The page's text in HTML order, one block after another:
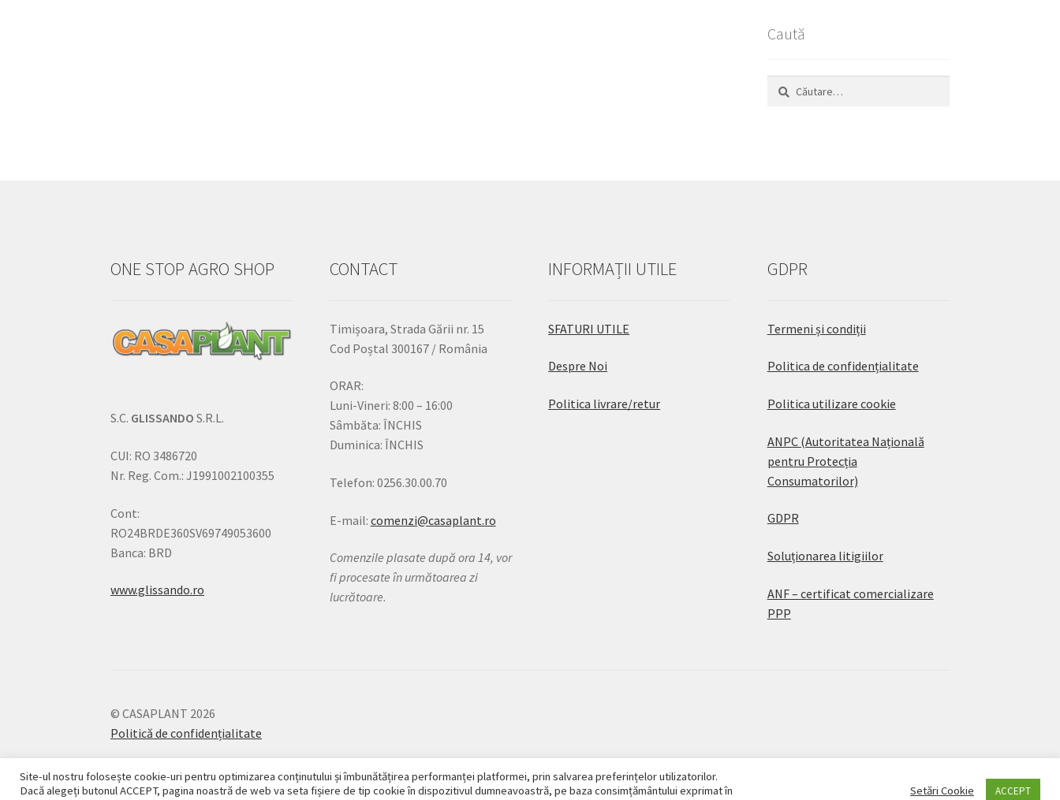
Caută
Caută
ONE STOP AGRO SHOP
S.C. GLISSANDO S.R.L.
CUI: RO 3486720
Nr. Reg. Com.: J1991002100355
Cont:
RO24BRDE360SV69749053600
Banca: BRD
www.glissando.ro
CONTACT
Timișoara, Strada Gării nr. 15
Cod Poștal 300167 / România
ORAR:
Luni-Vineri: 8:00 – 16:00
Sâmbăta: ÎNCHIS
Duminica: ÎNCHIS
Telefon: 0256.30.00.70
E-mail: comenzi@casaplant.ro
Comenzile plasate după ora 14, vor
fi procesate în următoarea zi
lucrătoare.
INFORMAȚII UTILE
SFATURI UTILE
Despre Noi
Politica livrare/retur
GDPR
Termeni și condiții
Politica de confidențialitate
Politica utilizare cookie
ANPC (Autoritatea Națională
pentru Protecția
Consumatorilor)
GDPR
Soluționarea litigiilor
ANF – certificat comercializare
PPP
© CASAPLANT 2026
Politică de confidențialitate
Site-ul nostru folosește cookie-uri pentru optimizarea conținutului și îmbunătățirea performanței platformei, prin salvarea preferințelor utilizatorilor.
Dacă alegeți butonul ACCEPT, pagina noastră de web va seta fișiere de tip cookie în dispozitivul dumneavoastră, pe baza consimțământului exprimat în
Setări Cookie ACCEPT